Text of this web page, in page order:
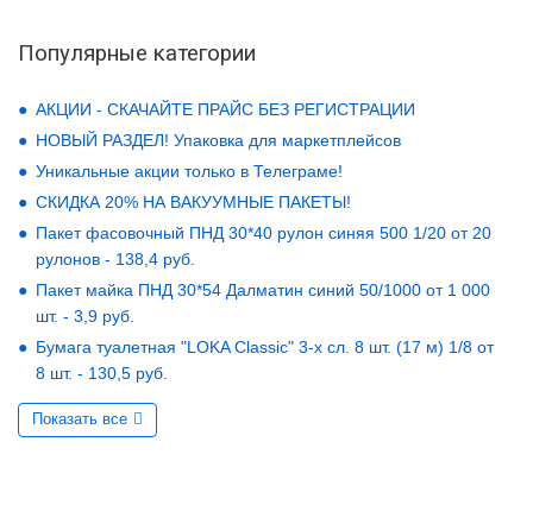
Популярные категории
АКЦИИ - СКАЧАЙТЕ ПРАЙС БЕЗ РЕГИСТРАЦИИ
НОВЫЙ РАЗДЕЛ! Упаковка для маркетплейсов
Уникальные акции только в Телеграме!
СКИДКА 20% НА ВАКУУМНЫЕ ПАКЕТЫ!
Пакет фасовочный ПНД 30*40 рулон синяя 500 1/20 от 20
рулонов - 138,4 руб.
Пакет майка ПНД 30*54 Далматин синий 50/1000 от 1 000
шт. - 3,9 руб.
Бумага туалетная "LOKA Classic" 3-х сл. 8 шт. (17 м) 1/8 от
8 шт. - 130,5 руб.
Показать все